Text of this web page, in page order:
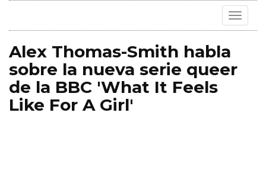
Toggle
Alex Thomas-Smith habla
sobre la nueva serie queer
de la BBC 'What It Feels
Like For A Girl'